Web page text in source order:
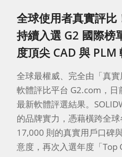
全球使用者真實評比
持續入選 G2 國際榜
度頂尖 CAD 與 PLM
全球最權威、完全由「真
軟體評比平台 G2.com，
最新軟體評選結果。
的品牌實力，憑藉橫跨全
17,000 則的真實用戶口碑
意度，再次入選年度「Top